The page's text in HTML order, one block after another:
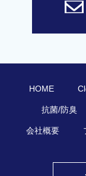
HOME
抗菌/防臭
会社概要